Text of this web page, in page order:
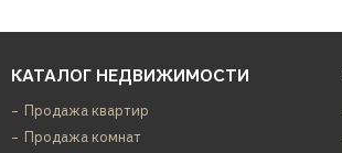
КАТАЛОГ НЕДВИЖИМОСТИ
Продажа квартир
Продажа комнат